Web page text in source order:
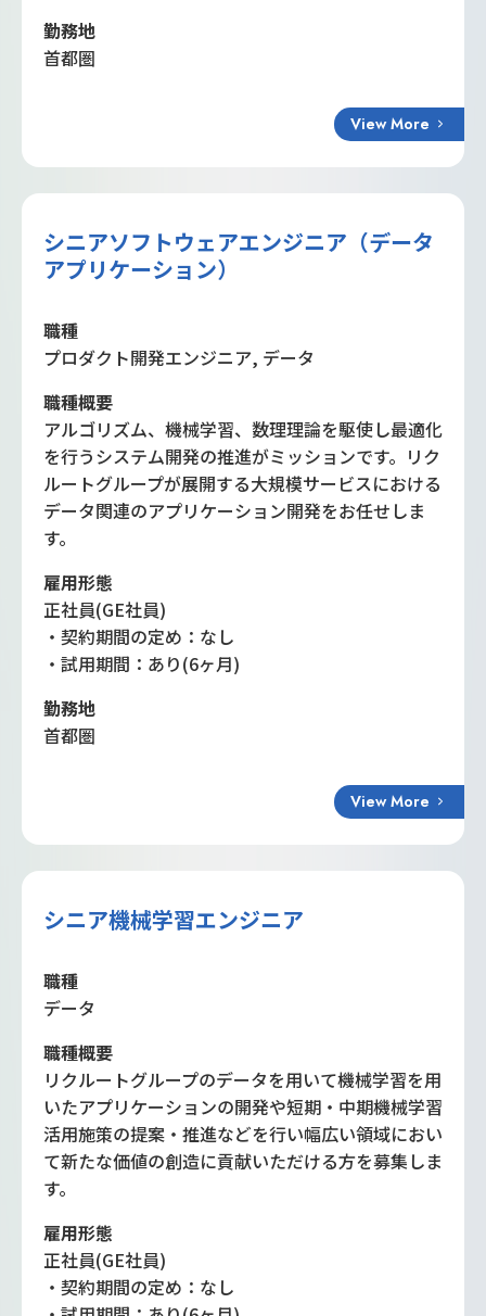
勤務地
首都圏
View More
シニアソフトウェアエンジニア（データ
アプリケーション）
職種
プロダクト開発エンジニア, データ
職種概要
アルゴリズム、機械学習、数理理論を駆使し最適化
を行うシステム開発の推進がミッションです。リク
ルートグループが展開する大規模サービスにおける
データ関連のアプリケーション開発をお任せしま
す。
雇用形態
正社員(GE社員)
・契約期間の定め：なし
・試用期間：あり(6ヶ月)
勤務地
首都圏
View More
シニア機械学習エンジニア
職種
データ
職種概要
リクルートグループのデータを用いて機械学習を用
いたアプリケーションの開発や短期・中期機械学習
活用施策の提案・推進などを行い幅広い領域におい
て新たな価値の創造に貢献いただける方を募集しま
す。
雇用形態
正社員(GE社員)
・契約期間の定め：なし